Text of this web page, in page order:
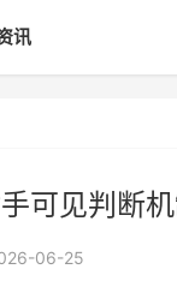
讯
可见判断
06-25